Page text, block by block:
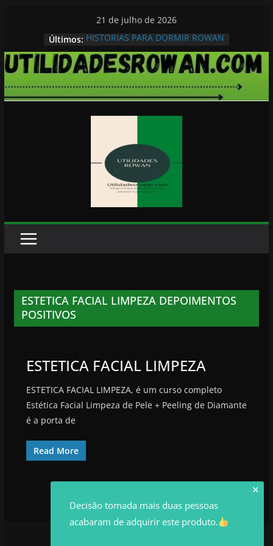
conteúdo
21 de julho de 2026
Últimos: HISTORIAS PARA DORMIR ROWAN
ESTETICA FACIAL LIMPEZA DEPOIMENTOS
POSITIVOS
ESTETICA FACIAL LIMPEZA
ESTETICA FACIAL LIMPEZA, é um curso completo
Estética Facial Limpeza de Pele + Peeling de Diamante
é a porta de
Read More
✕
Decisão tomada mais duas pessoas
acabaram de adquirir este produto.